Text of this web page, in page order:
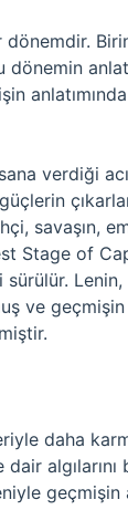
dönemdir.
verdiği
savaşın,
Stage of
Lenin,
ve geçmişin
daha
algılarını
geçmişin